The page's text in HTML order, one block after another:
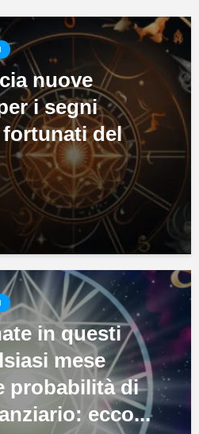
nuove
i segni
del
in questi
mese
probabilità di
ecco...